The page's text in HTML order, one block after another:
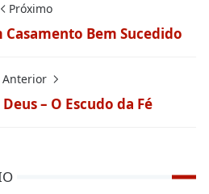
Próximo
Bem Sucedido
Anterior
– O Escudo da Fé